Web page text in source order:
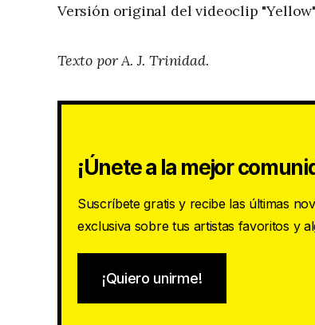
Versión original del videoclip "Yellow"
Texto por A. J. Trinidad.
¡Únete a la mejor
Suscríbete gratis y recibe las últimas
exclusiva sobre tus artistas favoritos y
¡Quiero unirme!